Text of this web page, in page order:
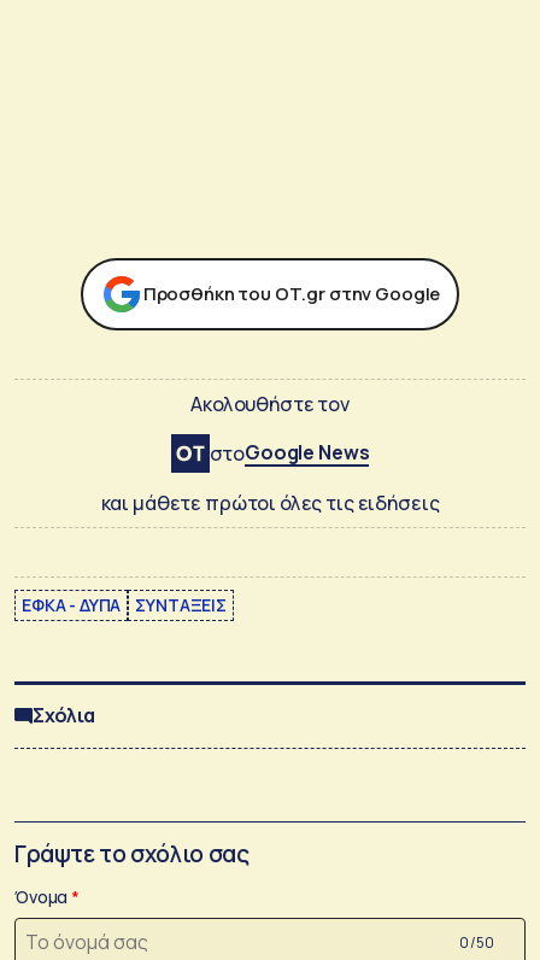
Προσθήκη του ΟΤ.gr στην Google
Ακολουθήστε τον
στοGoogle News
και μάθετε πρώτοι όλες τις ειδήσεις
ΕΦΚΑ - ΔΥΠΑ ΣΥΝΤΑΞΕΙΣ
Σχόλια
Γράψτε το σχόλιο σας
Όνομα
0 /50